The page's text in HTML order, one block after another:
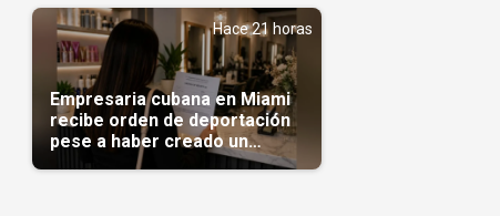
Hace 21 horas
Empresaria cubana en Miami
recibe orden de deportación
pese a haber creado un